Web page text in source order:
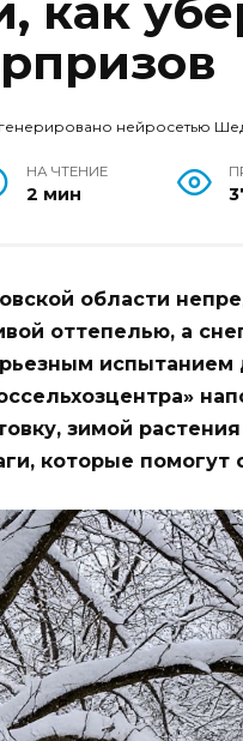
как
нейросетью
НА ЧТЕНИЕ
2 мин
области
оттепелью, а
зимой
которые помогут